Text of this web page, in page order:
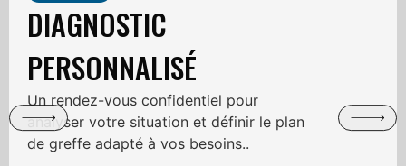
DIAGNOSTIC
PERSONNALISÉ
Un rendez-vous confidentiel pour
analyser votre situation et définir le plan
de greffe adapté à vos besoins..